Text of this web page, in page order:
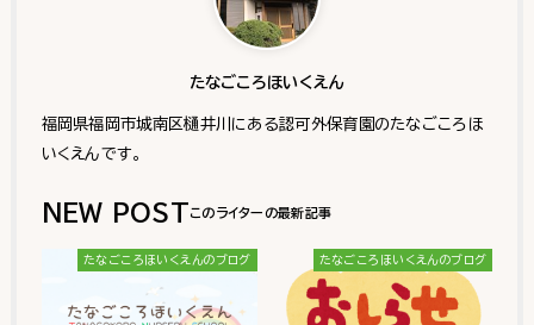
たなごころほいくえん
福岡県福岡市城南区樋井川にある認可外保育園のたなごころほ
いくえんです。
NEW POST
たなごころほいくえんのブログ たなごころほいくえんのブログ